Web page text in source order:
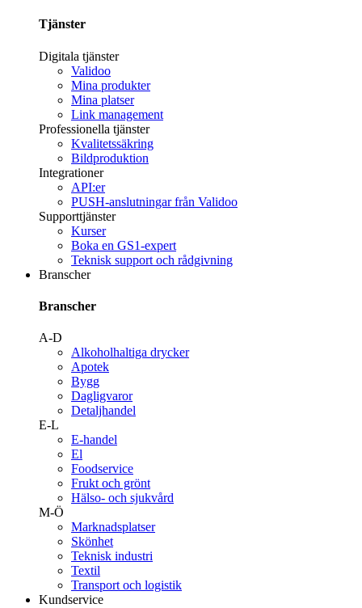
Tjänster
Digitala tjänster
Validoo
Mina produkter
Mina platser
Link management
Professionella tjänster
Kvalitetssäkring
Bildproduktion
Integrationer
API:er
PUSH-anslutningar från Validoo
Supporttjänster
Kurser
Boka en GS1-expert
Teknisk support och rådgivning
Branscher
Branscher
A-D
Alkoholhaltiga drycker
Apotek
Bygg
Dagligvaror
Detaljhandel
E-L
E-handel
El
Foodservice
Frukt och grönt
Hälso- och sjukvård
M-Ö
Marknadsplatser
Skönhet
Teknisk industri
Textil
Transport och logistik
Kundservice